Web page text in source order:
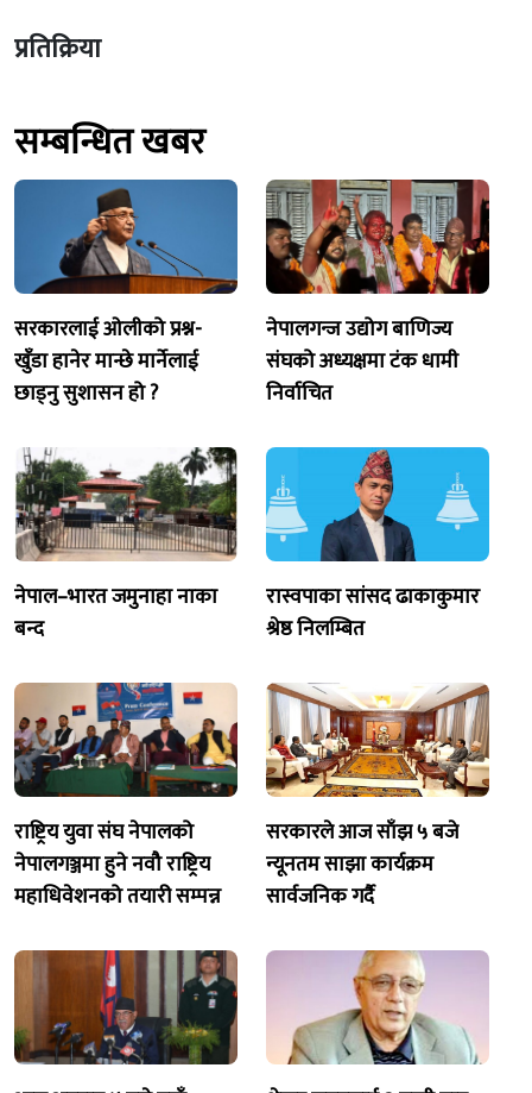
प्रतिक्रिया
सम्बन्धित खबर
सरकारलाई ओलीको प्रश्न-
खुँडा हानेर मान्छे मार्नेलाई
छाड्नु सुशासन हो ?
नेपालगन्ज उद्योग बाणिज्य
संघको अध्यक्षमा टंक धामी
निर्वाचित
नेपाल–भारत जमुनाहा नाका
बन्द
रास्वपाका सांसद ढाकाकुमार
श्रेष्ठ निलम्बित
राष्ट्रिय युवा संघ नेपालको
नेपालगञ्जमा हुने नवौ राष्ट्रिय
महाधिवेशनको तयारी सम्पन्न
सरकारले आज साँझ ५ बजे
न्यूनतम साझा कार्यक्रम
सार्वजनिक गर्दै